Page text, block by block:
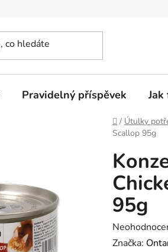
Pravidelný příspěvek
Domů
/ Útulky
Scallop 95g
95g
Průměrné
hodnocení
Značka: